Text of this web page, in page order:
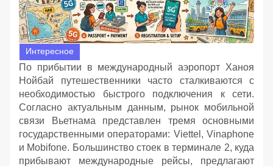
Интересное
По прибытии в международный аэропорт Ханоя
Нойбай путешественники часто сталкиваются с
необходимостью быстрого подключения к сети.
Согласно актуальным данным, рынок мобильной
связи Вьетнама представлен тремя основными
государственными операторами: Viettel, Vinaphone
и Mobifone. Большинство стоек в терминале 2, куда
прибывают международные рейсы, предлагают